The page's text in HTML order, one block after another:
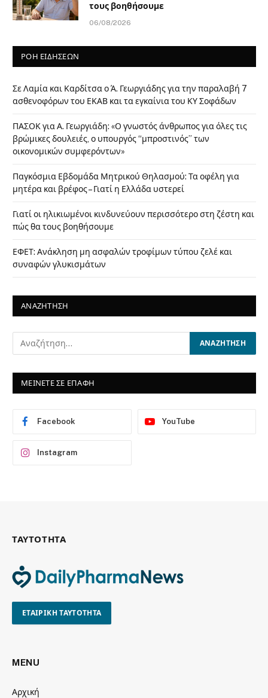
τους βοηθήσουμε
06/08/2026
ΡΟΗ ΕΙΔΗΣΕΩΝ
Σε Λαμία και Καρδίτσα ο Ά. Γεωργιάδης για την παραλαβή 7
ασθενοφόρων του ΕΚΑΒ και τα εγκαίνια του ΚΥ Σοφάδων
ΠΑΣΟΚ για Α. Γεωργιάδη: «Ο γνωστός άνθρωπος για όλες τις
βρώμικες δουλειές, ο υπουργός “μπροστινός” των
οικονομικών συμφερόντων»
Παγκόσμια Εβδομάδα Μητρικού Θηλασμού: Τα οφέλη για
μητέρα και βρέφος – Γιατί η Ελλάδα υστερεί
Γιατί οι ηλικιωμένοι κινδυνεύουν περισσότερο στη ζέστη και
πώς θα τους βοηθήσουμε
ΕΦΕΤ: Ανάκληση μη ασφαλών τροφίμων τύπου ζελέ και
συναφών γλυκισμάτων
ΑΝΑΖΗΤΗΣΗ
ΜΕΙΝΕΤΕ ΣΕ ΕΠΑΦΗ
Facebook YouTube
Instagram
ΤΑΥΤΟΤΗΤΑ
ΕΤΑΙΡΙΚΗ ΤΑΥΤΟΤΗΤΑ
MENU
Αρχική